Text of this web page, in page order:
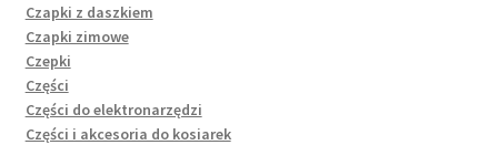
Czapki z daszkiem
Czapki zimowe
Czepki
Części
Części do elektronarzędzi
Części i akcesoria do kosiarek